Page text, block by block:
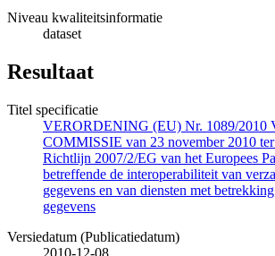
Niveau kwaliteitsinformatie
dataset
Resultaat
Titel specificatie
VERORDENING (EU) Nr. 1089/2010
COMMISSIE van 23 november 2010
Richtlijn 2007/2/EG van het Europees
betreffende de interoperabiliteit van
gegevens en van diensten met
gegevens
Versiedatum (Publicatiedatum)
2010-12-08